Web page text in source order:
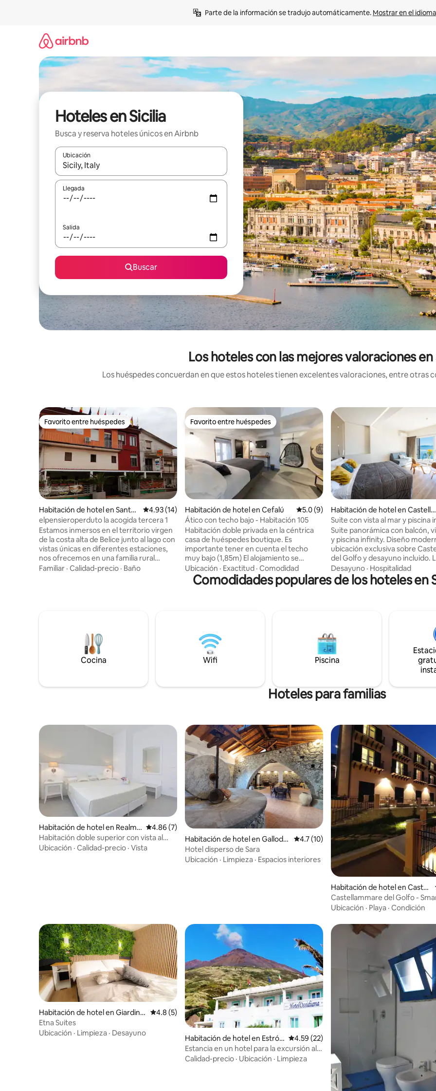
Parte de la información se tradujo automáticamente. Mostrar en el
Hoteles en Sicilia
Busca y reserva hoteles únicos en Airbnb
Ubicación
Cuando los resultados estén disponibles, navega con las teclas de flecha hacia arriba y hacia abajo o explora con el
Llegada
Salida
Buscar
Los hoteles con las mejores valoraciones en
Los huéspedes concuerdan en que estos hoteles tienen excelentes valoraciones, entre otras
Favorito entre huéspedes
Favorito entre huéspedes
Habitación de hotel en Santa
Cristina Gela
Calificación promedio: 4.93 de 5, 14 reseñas
4.93 (14)
elpensieroperduto la acogida tercera 1
Estamos inmersos en el territorio virgen
de la costa alta de Belice junto al lago con
vistas únicas en diferentes estaciones,
nos ofrecemos en una familia rural
bienvenida inmersa en la tranquilidad de
de la Magna Via Francigena para una
estadía dedicada a la información
necesaria para el camino.
Familiar · Calidad-precio · Baño
Favorito entre huéspedes
Favorito entre huéspedes
Habitación de hotel en Cefalú Calificación promedio: 5.0 de 5, 9 reseñas
5.0 (9)
Ático con techo bajo - Habitación 105
Habitación doble privada en la céntrica
casa de huéspedes boutique. Es
importante tener en cuenta el techo
muy bajo (1,85m) El alojamiento se
encuentra a unos pasos de todos los
puntos de interés, en una zona muy
céntrica pero tranquila. Se puede llegar a
espaciosa. Bañera profunda. Lleno de luz
natural. Súper piso privado en el
entrepiso para ti.
Ubicación · Exactitud · Comodidad
Habitación de hotel en Castella
mmare del Golfo
Suite con vista al mar y piscina
Hotel Belvedere
Suite panorámica con balcón,
y piscina infinity. Diseño
ubicación exclusiva sobre
del Golfo y desayuno incluido. Líneas
esenciales, luz natural y
contemporáneos crean una
elegante y relajada. La piscina
Pensada para quienes buscan
experiencia auténtica,
memorable en Sicilia.
Desayuno · Hospitalidad
Comodidades populares de los hoteles en
Cocina Wifi Piscina
Hoteles para familias
Habitación de hotel en Realmo
nte
Calificación promedio: 4.86 de 5, 7 reseñas
4.86 (7)
Habitación doble superior con vista al
jardín
Ubicación · Calidad-precio · Vista
Habitación de hotel en Gallodo
ro
Calificación promedio: 4.7 de 5, 10 reseñas
4.7 (10)
Hotel disperso de Sara
Ubicación · Limpieza · Espacios interiores
Habitación de hotel en Castell
ammare del Golfo
Castellammare del Golfo -
con vistas al mar
Ubicación · Playa · Condición
Habitación de hotel en Giardini-
Naxos
Calificación promedio: 4.8 de 5, 5 reseñas
4.8 (5)
Etna Suites
Ubicación · Limpieza · Desayuno
Habitación de hotel en Estró
mboli
Calificación promedio: 4.59 de 5, 22 reseñas
4.59 (22)
Estancia en un hotel para la excursión al
volcán
Calidad-precio · Ubicación · Limpieza